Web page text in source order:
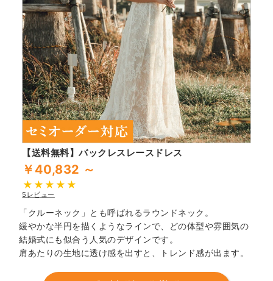
【送料無料】バックレスレースドレス
￥40,832 ～
5レビュー
「クルーネック」とも呼ばれるラウンドネック。
緩やかな半円を描くようなラインで、どの体型や雰囲気の
結婚式にも似合う人気のデザインです。
肩あたりの生地に透け感を出すと、トレンド感が出ます。